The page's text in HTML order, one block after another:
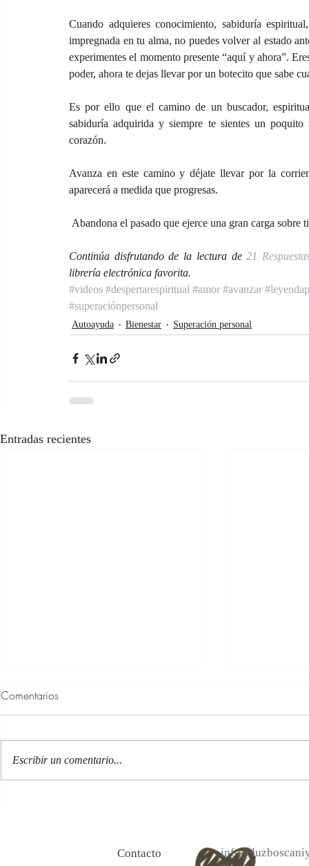
Cuando adquieres conocimiento, sabiduría
impregnada en tu alma, no puedes volver al estado
experimentes el momento presente “aquí y ahora”.
poder, ahora te dejas llevar por un botecito que sabe
Es por ello que el camino de un buscador,
sabiduría adquirida y siempre te sientes un
corazón.
Avanza en este camino y déjate llevar por la
aparecerá a medida que progresas.
Abandona el pasado que ejerce una gran carga sobre
Continúa disfrutando de la lectura de 21
librería electrónica favorita.
#videos #despertarespiritual #amor #avanzar
#superaciónpersonal
Autoayuda Bienestar Superación personal
Entradas recientes
Comentarios
Escribir un comentario...
Contacto